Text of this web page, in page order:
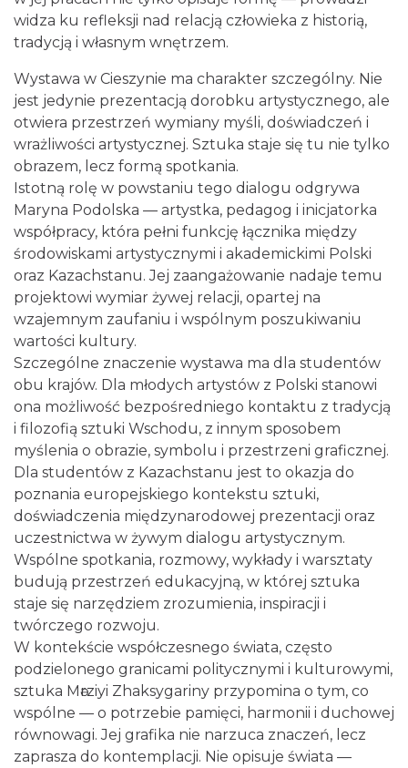
2026-09-05
0.09 km
Cieszyn
2026-09-19
0.09 km
Cieszyn
2026-08-15
0.09 km
Cieszyn
2026-08-29
0.09 km
widza ku refleksji nad relacją człowieka z historią,
tradycją i własnym wnętrzem.
Wystawa w Cieszynie ma charakter szczególny. Nie
jest jedynie prezentacją dorobku artystycznego, ale
otwiera przestrzeń wymiany myśli, doświadczeń i
wrażliwości artystycznej. Sztuka staje się tu nie tylko
obrazem, lecz formą spotkania.
Istotną rolę w powstaniu tego dialogu odgrywa
Maryna Podolska — artystka, pedagog i inicjatorka
współpracy, która pełni funkcję łącznika między
środowiskami artystycznymi i akademickimi Polski
oraz Kazachstanu. Jej zaangażowanie nadaje temu
projektowi wymiar żywej relacji, opartej na
wzajemnym zaufaniu i wspólnym poszukiwaniu
wartości kultury.
Szczególne znaczenie wystawa ma dla studentów
obu krajów. Dla młodych artystów z Polski stanowi
ona możliwość bezpośredniego kontaktu z tradycją
i filozofią sztuki Wschodu, z innym sposobem
myślenia o obrazie, symbolu i przestrzeni graficznej.
Dla studentów z Kazachstanu jest to okazja do
poznania europejskiego kontekstu sztuki,
doświadczenia międzynarodowej prezentacji oraz
uczestnictwa w żywym dialogu artystycznym.
Wspólne spotkania, rozmowy, wykłady i warsztaty
budują przestrzeń edukacyjną, w której sztuka
staje się narzędziem zrozumienia, inspiracji i
twórczego rozwoju.
W kontekście współczesnego świata, często
podzielonego granicami politycznymi i kulturowymi,
sztuka Mәrziyi Zhaksygariny przypomina o tym, co
wspólne — o potrzebie pamięci, harmonii i duchowej
równowagi. Jej grafika nie narzuca znaczeń, lecz
zaprasza do kontemplacji. Nie opisuje świata —